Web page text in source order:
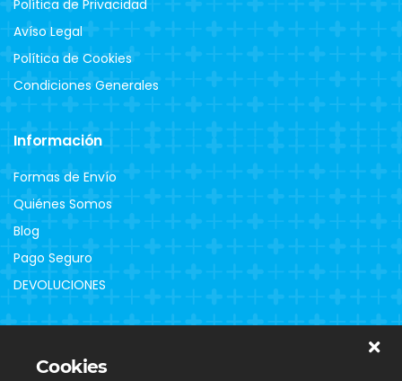
Política de Privacidad
Avíso Legal
Política de Cookies
Condiciones Generales
Información
Formas de Envío
Quiénes Somos
Blog
Pago Seguro
DEVOLUCIONES
Contacto
Cookies